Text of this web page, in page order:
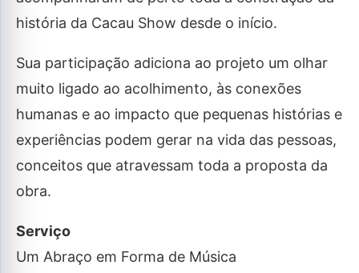
história da Cacau Show desde o início.
Sua participação adiciona ao projeto um olhar
muito ligado ao acolhimento, às conexões
humanas e ao impacto que pequenas histórias e
experiências podem gerar na vida das pessoas,
conceitos que atravessam toda a proposta da
obra.
Serviço
Um Abraço em Forma de Música